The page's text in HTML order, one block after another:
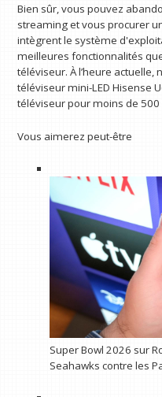
Bien sûr, vous pouvez
streaming et vous procurer
intègrent le système
meilleures fonctionnalités
téléviseur. À l’heure actuelle,
téléviseur mini-LED Hisense
téléviseur pour moins de 500
Vous aimerez peut-être
Super Bowl 2026 sur
Seahawks contre les